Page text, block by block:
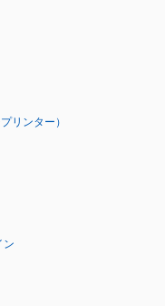
リンター）
ン